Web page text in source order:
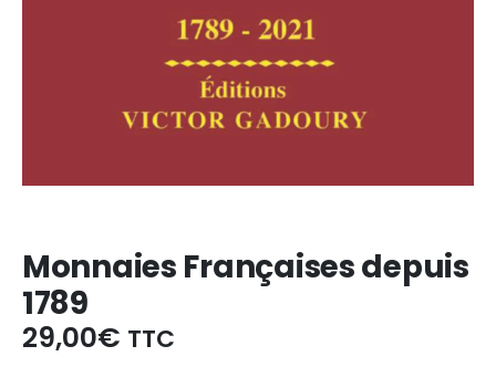
Monnaies Françaises depuis
1789
29,00€ TTC